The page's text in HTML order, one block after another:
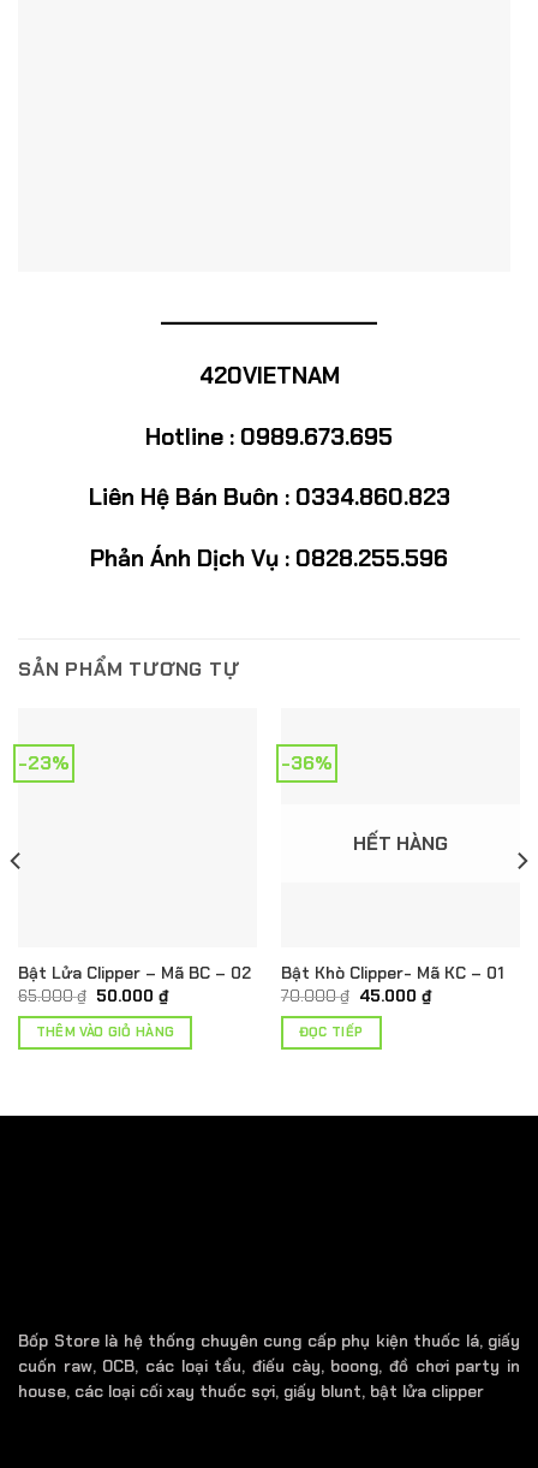
____________________
420VIETNAM
Hotline : 0989.673.695
Liên Hệ Bán Buôn : 0334.860.823
Phản Ánh Dịch Vụ : 0828.255.596
SẢN PHẨM TƯƠNG TỰ
-23%
Bật Lửa Clipper – Mã BC – 02
65.000₫ Giá
là:
65.000 ₫.
50.000 ₫Giá
hiện
tại
là:
THÊM VÀO GIỎ HÀNG
-36%
HẾT HÀNG
Bật Khò Clipper- Mã KC – 01
70.000₫ Giá
là:
70.000 ₫.
45.000 ₫Giá
hiện
ĐỌC TIẾP
Bốp Store là hệ thống chuyên cung cấp phụ kiện thuốc lá, giấy
cuốn raw, OCB, các loại tẩu, điếu cày, boong, đồ chơi party in
house, các loại cối xay thuốc sợi, giấy blunt, bật lửa clipper